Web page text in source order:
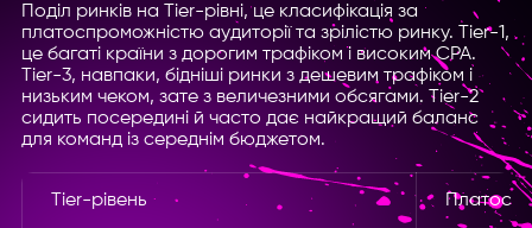
Поділ ринків на Tier-рівні, це класифікація за
платоспроможністю аудиторії та зрілістю ринку. Tier-1,
це багаті країни з дорогим трафіком і високим CPA.
Tier-3, навпаки, бідніші ринки з дешевим трафіком і
низьким чеком, зате з величезними обсягами. Tier-2
сидить посередині й часто дає найкращий баланс
для команд із середнім бюджетом.
Tier-рівень